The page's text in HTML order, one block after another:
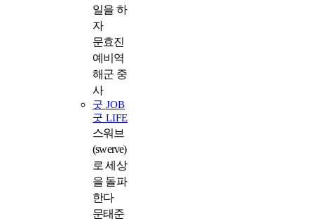
일을 하
자
문효진
예비역
해군 중
사
굿 JOB
굿 LIFE
스워브
(swerve)
로 세상
을 돌파
한다
문태준